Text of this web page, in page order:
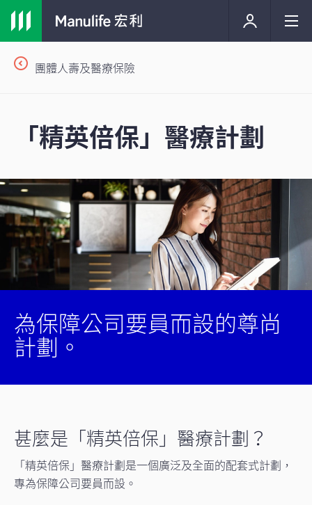
團體人壽及醫療保險
「精英倍保」醫療計劃
為保障公司要員而設的尊尚
計劃。
甚麼是「精英倍保」醫療計劃？
「精英倍保」醫療計劃是一個廣泛及全面的配套式計劃，
專為保障公司要員而設。